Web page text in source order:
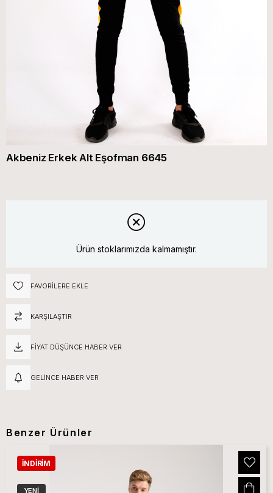
Akbeniz Erkek Alt Eşofman 6645
Ürün stoklarımızda kalmamıştır.
FAVORILERE EKLE
KARŞILAŞTIR
FIYAT DÜŞÜNCE HABER VER
GELINCE HABER VER
Benzer Ürünler
İNDIRIM
YENI